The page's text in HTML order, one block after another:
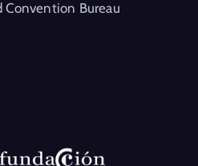
Convention Bureau